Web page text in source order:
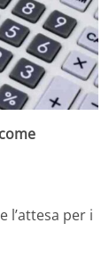
l’attesa per i